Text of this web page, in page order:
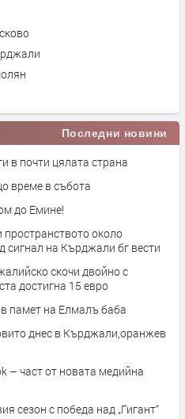
Последни новини
в почти цялата страна
време в събота
до Емине!
пространството около
сигнал на Кърджали бг вести
скочи двойно с
достигна 15 евро
памет на Елмалъ баба
днес в Кърджали,оранжев
– част от новата медийна
сезон с победа над „Гигант“